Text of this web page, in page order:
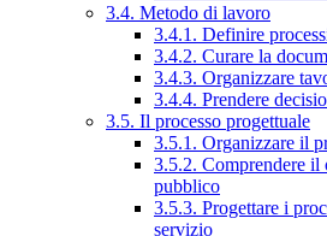
3.4. Metodo di lavoro
3.4.1. Definire
3.4.2. Curare la
3.4.3. Organizzare
3.4.4. Prendere
3.5. Il processo progettuale
3.5.1. Organizzare il
3.5.2. Comprendere il
pubblico
3.5.3. Progettare i
servizio